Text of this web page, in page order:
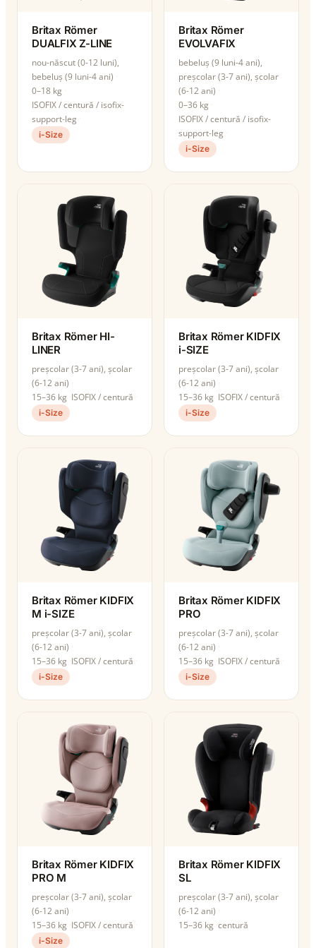
Britax Römer
DUALFIX Z-LINE
nou-născut (0-12 luni),
bebeluș (9 luni-4 ani)
0–18 kg
ISOFIX / centură / isofix-
support-leg
i-Size
Britax Römer
EVOLVAFIX
bebeluș (9 luni-4 ani),
preșcolar (3-7 ani), școlar
(6-12 ani)
0–36 kg
ISOFIX / centură / isofix-
support-leg
i-Size
Britax Römer HI-
LINER
preșcolar (3-7 ani), școlar
(6-12 ani)
15–36 kg ISOFIX / centură
i-Size
Britax Römer KIDFIX
i-SIZE
preșcolar (3-7 ani), școlar
(6-12 ani)
15–36 kg ISOFIX / centură
i-Size
Britax Römer KIDFIX
M i-SIZE
preșcolar (3-7 ani), școlar
(6-12 ani)
15–36 kg ISOFIX / centură
i-Size
Britax Römer KIDFIX
PRO
preșcolar (3-7 ani), școlar
(6-12 ani)
15–36 kg ISOFIX / centură
i-Size
Britax Römer KIDFIX
PRO M
preșcolar (3-7 ani), școlar
(6-12 ani)
15–36 kg ISOFIX / centură
i-Size
Britax Römer KIDFIX
SL
preșcolar (3-7 ani), școlar
(6-12 ani)
15–36 kg centură